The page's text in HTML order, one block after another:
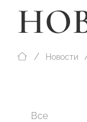
Новости
Все